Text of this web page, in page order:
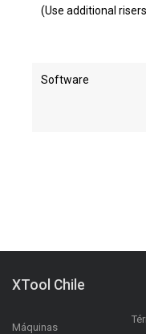
(Use additional
Software
XTool Chile
Máquinas